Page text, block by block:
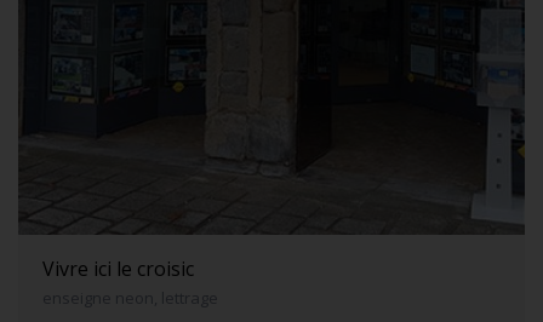
Vivre ici le croisic
enseigne neon, lettrage